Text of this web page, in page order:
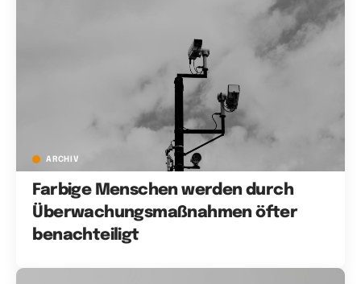
ARCHIV
Farbige Menschen werden durch
Überwachungsmaßnahmen öfter
benachteiligt